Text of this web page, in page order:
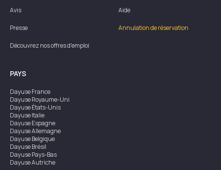
Avis
Presse
Découvrez nos offres d'emploi
Aide
Annulation de réservation
PAYS
DayuseFrance
DayuseRoyaume-Uni
DayuseÉtats-Unis
DayuseItalie
DayuseEspagne
DayuseAllemagne
DayuseBelgique
DayuseBrésil
DayusePays-Bas
DayuseAutriche